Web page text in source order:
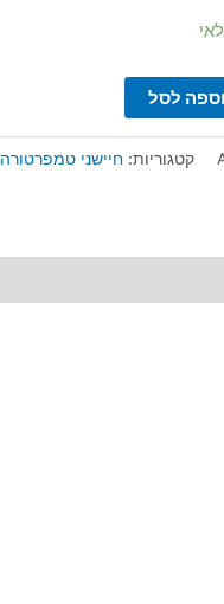
לסל
קטגוריות: חיישני טמפרטורה